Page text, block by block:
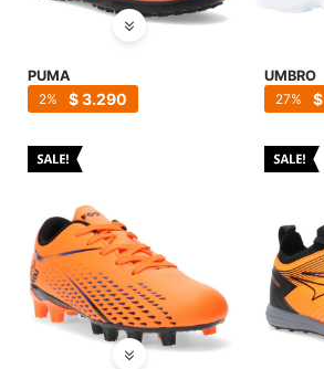
PUMA
$3.290
2
UMBRO
$
27